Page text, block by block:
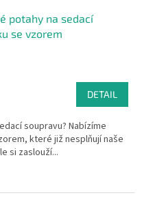
potahy na sedací
se vzorem
DETAIL
soupravu? Nabízíme
které již nesplňují naše
si zaslouží...